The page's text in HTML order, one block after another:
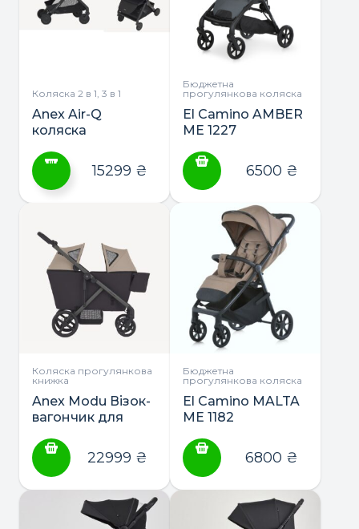
Коляска 2 в 1, 3 в 1
Anex Air-Q
коляска
2в1
має
кілька
варіантів.
Параметри
можна
вибрати
сторінці
15299 ₴
Бюджетна
прогулянкова коляска
El Camino AMBER
ME 1227
коляска
6500 ₴
Коляска прогулянкова
книжка
Anex Modu Візок-
вагончик для
діток
22999 ₴
Бюджетна
прогулянкова коляска
El Camino MALTA
ME 1182
коляска
6800 ₴